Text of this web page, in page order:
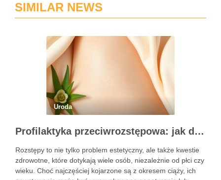
SIMILAR NEWS
Uroda
Profilaktyka przeciwrozstępowa: jak dbać o skórę skutecznie?
Rozstępy to nie tylko problem estetyczny, ale także kwestie
zdrowotne, które dotykają wiele osób, niezależnie od płci czy
wieku. Choć najczęściej kojarzone są z okresem ciąży, ich